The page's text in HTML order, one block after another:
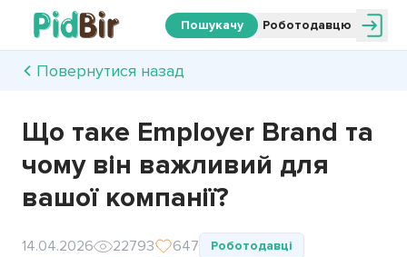
Пошукачу Роботодавцю
Повернутися назад
Що таке Employer Brand та
чому він важливий для
вашої компанії?
14.04.2026 22793 647 Роботодавці